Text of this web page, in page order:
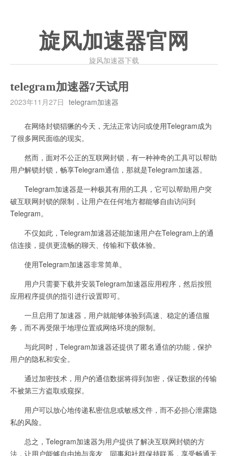
旋风加速器官网
旋风加速器下载
telegram加速器7天试用
2023年11月27日 telegram加速器
在网络封锁猖獗的今天，无法正常访问或使用Telegram成为
了很多网民面临的现实。
然而，面对不公正的互联网封锁，有一种神奇的工具可以帮助
用户解锁封锁，畅享Telegram通信，那就是Telegram加速器。
Telegram加速器是一种极其有用的工具，它可以帮助用户突
破互联网封锁的限制，让用户在任何地方都能够自由访问到
Telegram。
不仅如此，Telegram加速器还能加速用户在Telegram上的通
信连接，提供更流畅的聊天、传输和下载体验。
使用Telegram加速器非常简单。
用户只需要下载并安装Telegram加速器应用程序，然后按照
应用程序提供的指引进行设置即可。
一旦启用了加速器，用户就能够体验到高速、稳定的通信服
务，而不再受限于地理位置或网络环境的限制。
与此同时，Telegram加速器还提供了匿名通信的功能，保护
用户的隐私和安全。
通过加密技术，用户的通信数据将得到加密，保证数据的传输
不被第三方盗取或窥探。
用户可以放心地传递私密信息或敏感文件，而不必担心泄露隐
私的风险。
总之，Telegram加速器为用户提供了解决互联网封锁的方
法，让用户能够自由地与亲友、同事和社群保持联系，享受畅通无